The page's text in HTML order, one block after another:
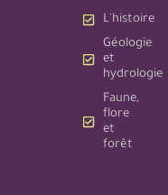
L'histoire
Géologie
et
hydrologie
Faune,
flore
et
forêt